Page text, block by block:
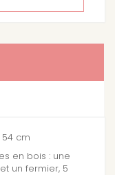
cm
en bois : une
un fermier, 5